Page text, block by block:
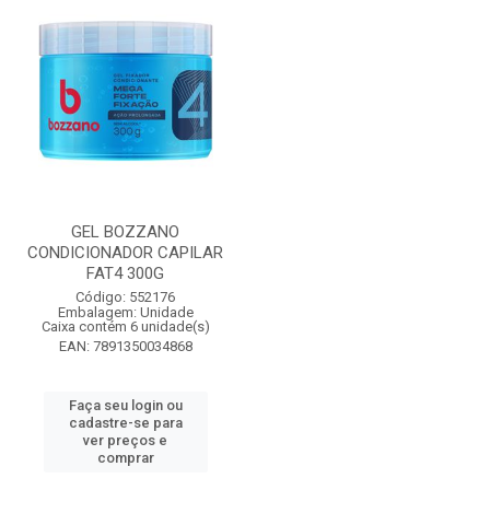
GEL BOZZANO
CONDICIONADOR CAPILAR
FAT4 300G
Código: 552176
Embalagem: Unidade
Caixa contém 6 unidade(s)
EAN: 7891350034868
Faça seu login ou
cadastre-se para
ver preços e
comprar